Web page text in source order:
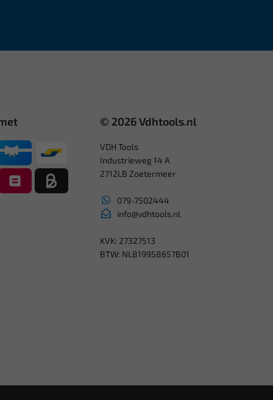
© 2026 Vdhtools.nl
VDH Tools
Industrieweg 14 A
2712LB Zoetermeer
079-7502444
info@vdhtools.nl
KVK: 27327513
BTW: NL819958657B01